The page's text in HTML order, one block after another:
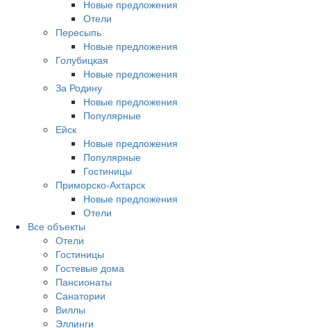
Новые предложения
Отели
Пересыпь
Новые предложения
Голубицкая
Новые предложения
За Родину
Новые предложения
Популярные
Ейск
Новые предложения
Популярные
Гостиницы
Приморско-Ахтарск
Новые предложения
Отели
Все объекты
Отели
Гостиницы
Гостевые дома
Пансионаты
Санатории
Виллы
Эллинги